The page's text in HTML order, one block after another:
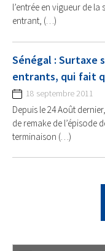
l’entrée en vigueur de
entrant, (…)
Sénégal : Surtaxe
entrants, qui fait
18 septembre 2011
Depuis le 24 Août
de remake de l’épisode
terminaison (…)